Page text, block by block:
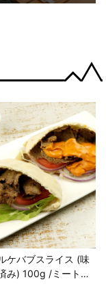
ケバブスライス (味
み) 100g /ミートガ
対象